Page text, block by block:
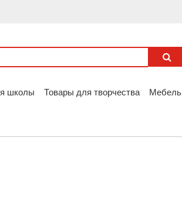
школы Товары для творчества Мебель